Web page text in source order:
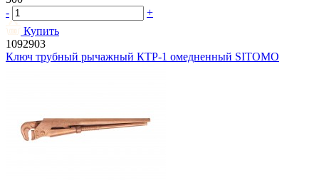
-
+
Купить
1092903
Ключ трубный рычажный КТР-1 омедненный SITOMO